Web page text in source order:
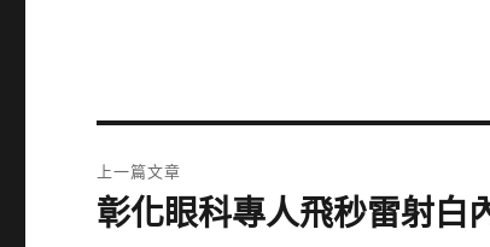
章
上一篇文章
上
彰化眼科專人飛秒雷射白